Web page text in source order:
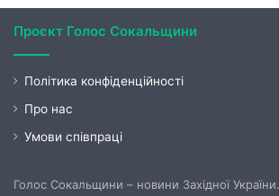
Проєкт Голос Сокальщини
Політика конфіденційності
Про нас
Умови співпраці
Голос Сокальщини – новини Західної України.